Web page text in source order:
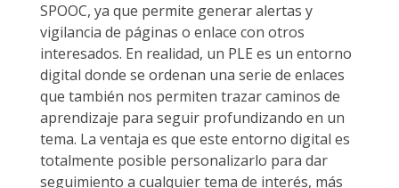
SPOOC, ya que permite generar alertas y
vigilancia de páginas o enlace con otros
interesados. En realidad, un PLE es un entorno
digital donde se ordenan una serie de enlaces
que también nos permiten trazar caminos de
aprendizaje para seguir profundizando en un
tema. La ventaja es que este entorno digital es
totalmente posible personalizarlo para dar
seguimiento a cualquier tema de interés, más